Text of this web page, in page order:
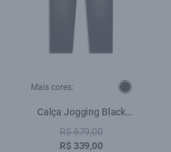
Mais cores:
Calça Jogging Black
Preppy 1996-Lav.Black
C/ Tie Dye
R$ 679,00
R$ 339,00